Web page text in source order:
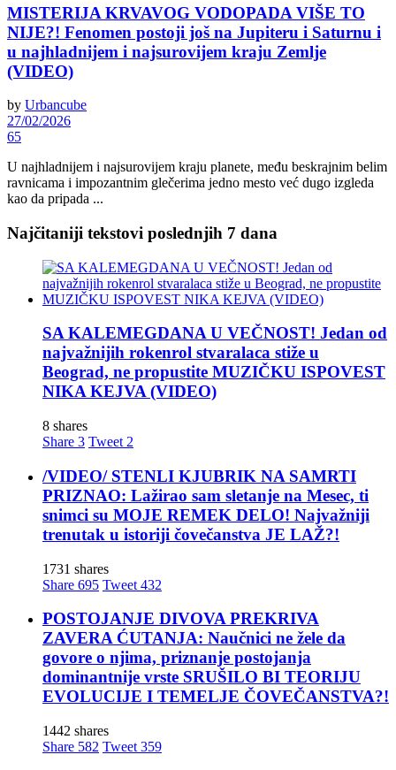
MISTERIJA KRVAVOG VODOPADA VIŠE TO
NIJE?! Fenomen postoji još na Jupiteru i Saturnu i
u najhladnijem i najsurovijem kraju Zemlje
(VIDEO)
by Urbancube
27/02/2026
65
U najhladnijem i najsurovijem kraju planete, među beskrajnim belim
ravnicama i impozantnim glečerima jedno mesto već dugo izgleda
kao da pripada ...
Najčitaniji tekstovi poslednjih 7 dana
SA KALEMEGDANA U VEČNOST! Jedan od
najvažnijih rokenrol stvaralaca stiže u
Beograd, ne propustite MUZIČKU ISPOVEST
NIKA KEJVA (VIDEO)
8 shares
Share 3 Tweet 2
/VIDEO/ STENLI KJUBRIK NA SAMRTI
PRIZNAO: Lažirao sam sletanje na Mesec, ti
snimci su MOJE REMEK DELO! Najvažniji
trenutak u istoriji čovečanstva JE LAŽ?!
1731 shares
Share 695 Tweet 432
POSTOJANJE DIVOVA PREKRIVA
ZAVERA ĆUTANJA: Naučnici ne žele da
govore o njima, priznanje postojanja
dominantnije vrste SRUŠILO BI TEORIJU
EVOLUCIJE I TEMELJE ČOVEČANSTVA?!
1442 shares
Share 582 Tweet 359